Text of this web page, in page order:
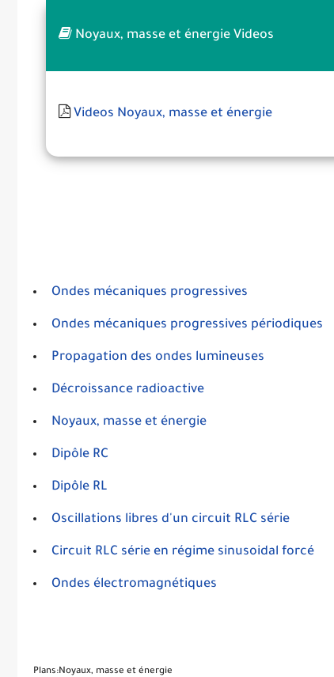
Noyaux, masse et énergie Videos
Videos Noyaux, masse et énergie
Ondes mécaniques progressives
Ondes mécaniques progressives périodiques
Propagation des ondes lumineuses
Décroissance radioactive
Noyaux, masse et énergie
Dipôle RC
Dipôle RL
Oscillations libres d'un circuit RLC série
Circuit RLC série en régime sinusoidal forcé
Ondes électromagnétiques
Plans:Noyaux, masse et énergie